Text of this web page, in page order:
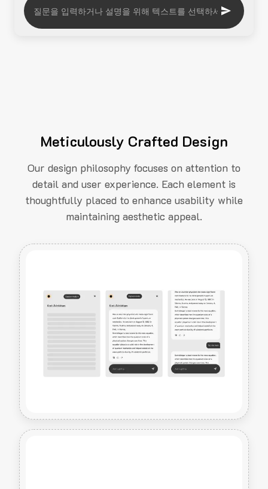
Meticulously Crafted Design
Our design philosophy focuses on attention to
detail and user experience. Each element is
thoughtfully placed to enhance usability while
maintaining aesthetic appeal.